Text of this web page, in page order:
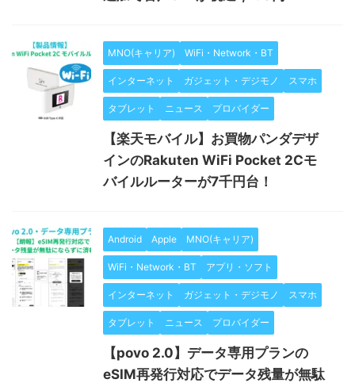
MNO(キャリア) WiFi・Network・BT
インターネット ガジェット・デジモノ スマホ
タブレット ニュース プロバイダー
【楽天モバイル】お買物パンダデザ
インのRakuten WiFi Pocket 2Cモ
バイルルーターが7千円台！
Android Apple MNO(キャリア)
WiFi・Network・BT アプリ・ソフト
インターネット ガジェット・デジモノ スマホ
タブレット ニュース プロバイダー
【povo 2.0】データ専用プランの
eSIM再発行対応でデータ残量が無駄